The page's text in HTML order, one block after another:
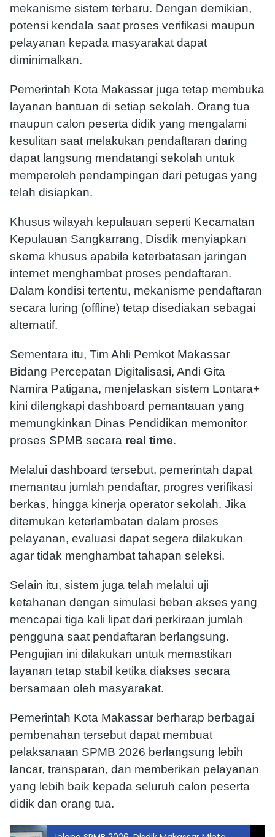
mekanisme sistem terbaru. Dengan demikian,
potensi kendala saat proses verifikasi maupun
pelayanan kepada masyarakat dapat
diminimalkan.
Pemerintah Kota Makassar juga tetap membuka
layanan bantuan di setiap sekolah. Orang tua
maupun calon peserta didik yang mengalami
kesulitan saat melakukan pendaftaran daring
dapat langsung mendatangi sekolah untuk
memperoleh pendampingan dari petugas yang
telah disiapkan.
Khusus wilayah kepulauan seperti Kecamatan
Kepulauan Sangkarrang, Disdik menyiapkan
skema khusus apabila keterbatasan jaringan
internet menghambat proses pendaftaran.
Dalam kondisi tertentu, mekanisme pendaftaran
secara luring (offline) tetap disediakan sebagai
alternatif.
Sementara itu, Tim Ahli Pemkot Makassar
Bidang Percepatan Digitalisasi, Andi Gita
Namira Patigana, menjelaskan sistem Lontara+
kini dilengkapi dashboard pemantauan yang
memungkinkan Dinas Pendidikan memonitor
proses SPMB secara real time.
Melalui dashboard tersebut, pemerintah dapat
memantau jumlah pendaftar, progres verifikasi
berkas, hingga kinerja operator sekolah. Jika
ditemukan keterlambatan dalam proses
pelayanan, evaluasi dapat segera dilakukan
agar tidak menghambat tahapan seleksi.
Selain itu, sistem juga telah melalui uji
ketahanan dengan simulasi beban akses yang
mencapai tiga kali lipat dari perkiraan jumlah
pengguna saat pendaftaran berlangsung.
Pengujian ini dilakukan untuk memastikan
layanan tetap stabil ketika diakses secara
bersamaan oleh masyarakat.
Pemerintah Kota Makassar berharap berbagai
pembenahan tersebut dapat membuat
pelaksanaan SPMB 2026 berlangsung lebih
lancar, transparan, dan memberikan pelayanan
yang lebih baik kepada seluruh calon peserta
didik dan orang tua.